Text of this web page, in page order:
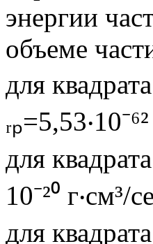
энергии
объеме
для
для
10⁻²⁰ г‧см³/
для